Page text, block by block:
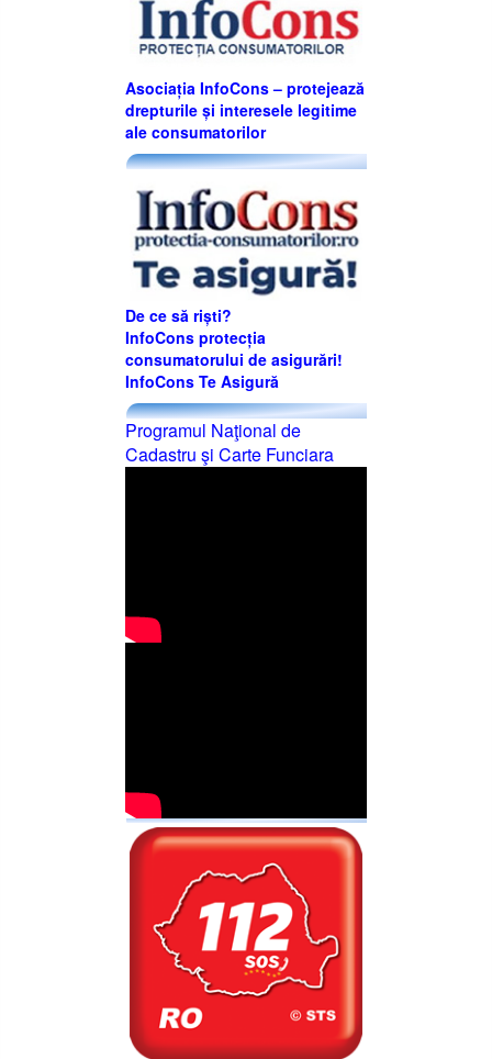
Asociația InfoCons – protejează
drepturile și interesele legitime
ale consumatorilor
De ce să riști?
InfoCons protecția
consumatorului de asigurări!
InfoCons Te Asigură
Programul Naţional de
Cadastru şi Carte Funciara